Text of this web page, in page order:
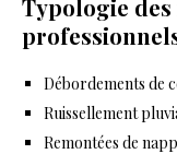
Typologie
Débordements de
Ruissellement
Remontées de